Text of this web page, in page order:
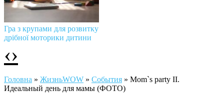
Гра з крупами для розвитку
дрібної моторики дитини
‹›
Головна » ЖизньWOW » События » Mom`s party II.
Идеальный день для мамы (ФОТО)